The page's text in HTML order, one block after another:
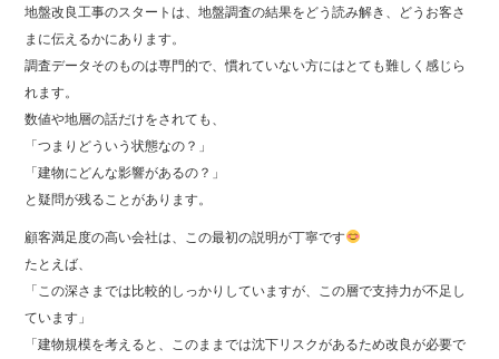
地盤改良工事のスタートは、地盤調査の結果をどう読み解き、どうお客さ
まに伝えるかにあります。
調査データそのものは専門的で、慣れていない方にはとても難しく感じら
れます。
数値や地層の話だけをされても、
「つまりどういう状態なの？」
「建物にどんな影響があるの？」
と疑問が残ることがあります。
顧客満足度の高い会社は、この最初の説明が丁寧です
たとえば、
「この深さまでは比較的しっかりしていますが、この層で支持力が不足し
ています」
「建物規模を考えると、このままでは沈下リスクがあるため改良が必要で